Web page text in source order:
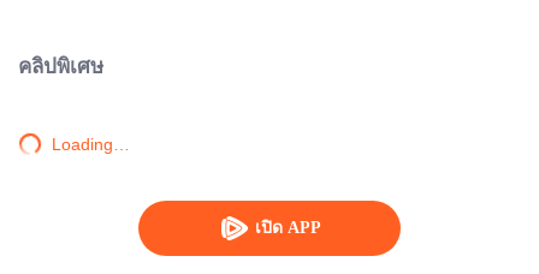
เปิด APP
คลิปพิเศษ
Loading…